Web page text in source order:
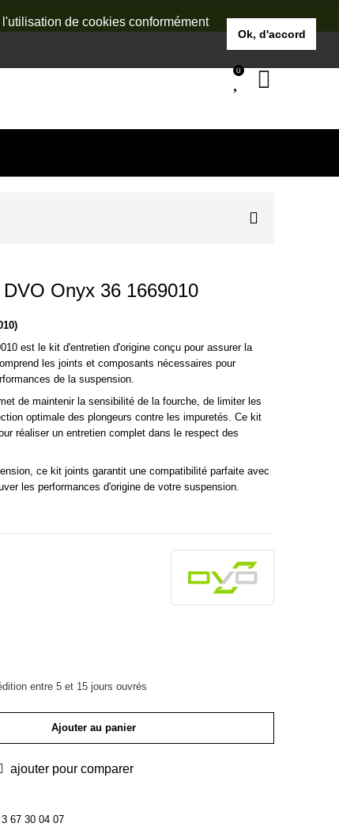
de cookies conformément
Ok, d'accord
0
Onyx 36 1669010
est le kit d'entretien d'origine conçu pour assurer la
les joints et composants nécessaires pour
de la suspension.
de maintenir la sensibilité de la fourche, de limiter les
optimale des plongeurs contre les impuretés. Ce kit
réaliser un entretien complet dans le respect des
ce kit joints garantit une compatibilité parfaite avec
les performances d'origine de votre suspension.
entre 5 et 15 jours ouvrés
Ajouter au panier
ajouter pour comparer
67 30 04 07